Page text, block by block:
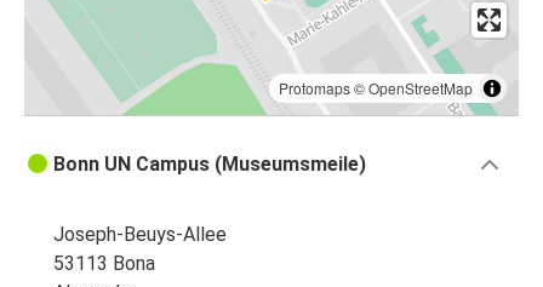
Protomaps©OpenStreetMap
Bonn UN Campus (Museumsmeile)
Joseph-Beuys-Allee
53113 Bona